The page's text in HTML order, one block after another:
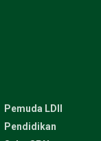
Pemuda LDII
Pendidikan